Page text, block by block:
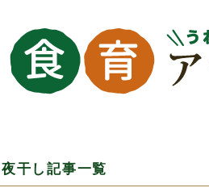
干し記事一覧